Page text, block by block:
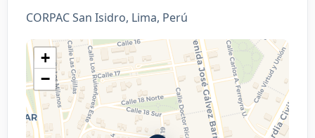
CORPAC San Isidro, Lima, Perú
+
−